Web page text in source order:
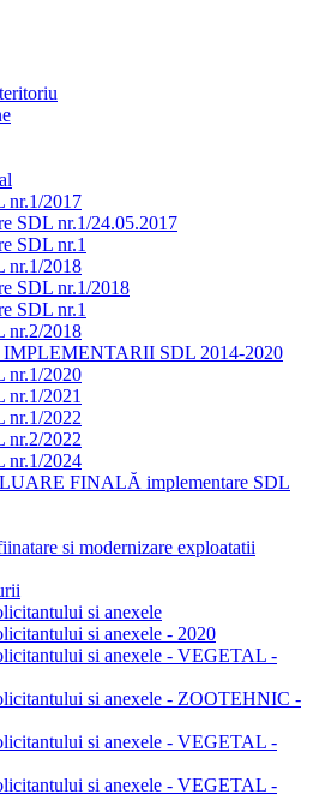
nr.1/2017
SDL nr.1/24.05.2017
SDL nr.1
nr.1/2018
SDL nr.1/2018
SDL nr.1
nr.2/2018
SDL 2014-2020
nr.1/2020
2021
nr.1/2022
nr.2/2022
nr.1/2024
FINALĂ implementare SDL
si modernizare exploatatii
si anexele
si anexele - 2020
si anexele - VEGETAL -
si anexele - ZOOTEHNIC -
si anexele - VEGETAL -
si anexele - VEGETAL -